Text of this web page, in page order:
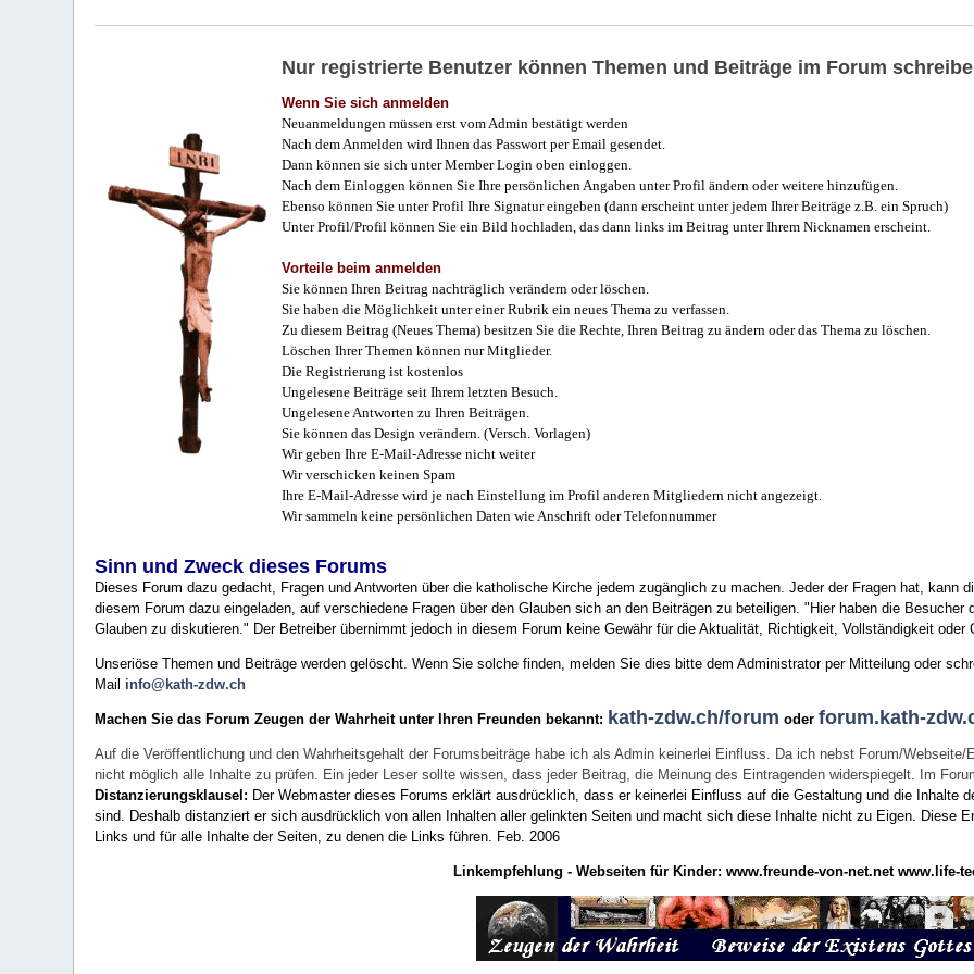
Nur registrierte Benutzer können Themen und Beiträge im Forum
Wenn Sie sich anmelden
Neuanmeldungen müssen erst vom Admin bestätigt werden
Nach dem Anmelden wird Ihnen das Passwort per Email gesendet.
Dann können sie sich unter Member Login oben einloggen.
Nach dem Einloggen können Sie Ihre persönlichen Angaben unter Profil ändern oder weitere hinzufügen.
Ebenso können Sie unter Profil Ihre Signatur eingeben (dann erscheint unter jedem Ihrer Beiträge z.B. ein Spruch)
Unter Profil/Profil können Sie ein Bild hochladen, das dann links im Beitrag unter Ihrem Nicknamen erscheint.
Vorteile beim anmelden
Sie können Ihren Beitrag nachträglich verändern oder löschen.
Sie haben die Möglichkeit unter einer Rubrik ein neues Thema zu verfassen.
Zu diesem Beitrag (Neues Thema) besitzen Sie die Rechte, Ihren Beitrag zu ändern oder das Thema zu löschen.
Löschen Ihrer Themen können nur Mitglieder.
Die Registrierung ist kostenlos
Ungelesene Beiträge seit Ihrem letzten Besuch.
Ungelesene Antworten zu Ihren Beiträgen.
Sie können das Design verändern. (Versch. Vorlagen)
Wir geben Ihre E-Mail-Adresse nicht weiter
Wir verschicken keinen Spam
Ihre E-Mail-Adresse wird je nach Einstellung im Profil anderen Mitgliedern nicht angezeigt.
Wir sammeln keine persönlichen Daten wie Anschrift oder Telefonnummer
Sinn und Zweck dieses Forums
Dieses Forum dazu gedacht, Fragen und Antworten über die katholische Kirche jedem zugänglich zu machen. Jeder der Fragen hat, kann
diesem Forum dazu eingeladen, auf verschiedene Fragen über den Glauben sich an den Beiträgen zu beteiligen. "Hier haben die
Glauben zu diskutieren." Der Betreiber übernimmt jedoch in diesem Forum keine Gewähr für die Aktualität, Richtigkeit, Vollständigkeit
Unseriöse Themen und Beiträge werden gelöscht. Wenn Sie solche finden, melden Sie dies bitte dem Administrator per Mitteilung oder
Mail info@kath-zdw.ch
Machen Sie das Forum Zeugen der Wahrheit unter Ihren Freunden bekannt: kath-zdw.ch/forum oderforum.kath-
Auf die Veröffentlichung und den Wahrheitsgehalt der Forumsbeiträge habe ich als Admin keinerlei Einfluss. Da ich nebst Forum/
nicht möglich alle Inhalte zu prüfen. Ein jeder Leser sollte wissen, dass jeder Beitrag, die Meinung des Eintragenden widerspiegelt. Im
Distanzierungsklausel: Der Webmaster dieses Forums erklärt ausdrücklich, dass er keinerlei Einfluss auf die Gestaltung und die Inhalte
sind. Deshalb distanziert er sich ausdrücklich von allen Inhalten aller gelinkten Seiten und macht sich diese Inhalte nicht zu Eigen. Diese
Links und für alle Inhalte der Seiten, zu denen die Links führen. Feb. 2006
Linkempfehlung - Webseiten für Kinder: www.freunde-von-net.net www.life-